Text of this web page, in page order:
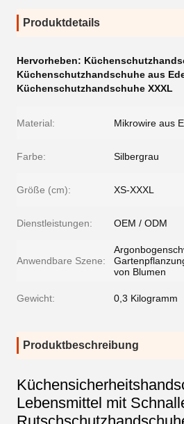
Produktdetails
Hervorheben:
Küchenschutzhandschuhe aus
Küchenschutzhandschuhe XXXL
Material: Mikrowire aus
Farbe: Silbergrau
Größe (cm): XS-XXXL
Dienstleistungen: OEM / ODM
Anwendbare Szene:
von Blumen
Gewicht: 0,3 Kilogramm
Produktbeschreibung
Lebensmittel mit